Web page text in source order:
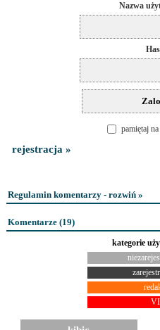
Nazwa
pamiętaj
rejestracja »
Regulamin komentarzy - rozwiń »
Komentarze (19)
kategorie